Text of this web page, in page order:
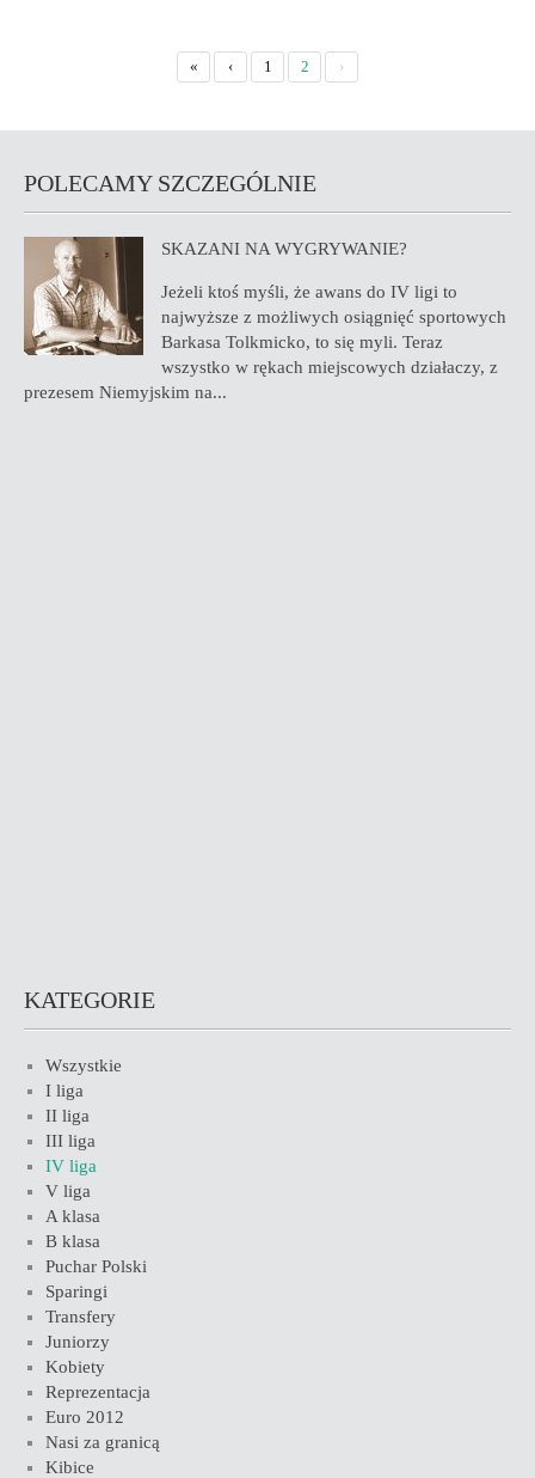
« ‹ 1 2 ›
POLECAMY SZCZEGÓLNIE
SKAZANI NA WYGRYWANIE?
Jeżeli ktoś myśli, że awans do IV ligi to
najwyższe z możliwych osiągnięć sportowych
Barkasa Tolkmicko, to się myli. Teraz
wszystko w rękach miejscowych działaczy, z
prezesem Niemyjskim na...
KATEGORIE
Wszystkie
I liga
II liga
III liga
IV liga
V liga
A klasa
B klasa
Puchar Polski
Sparingi
Transfery
Juniorzy
Kobiety
Reprezentacja
Euro 2012
Nasi za granicą
Kibice